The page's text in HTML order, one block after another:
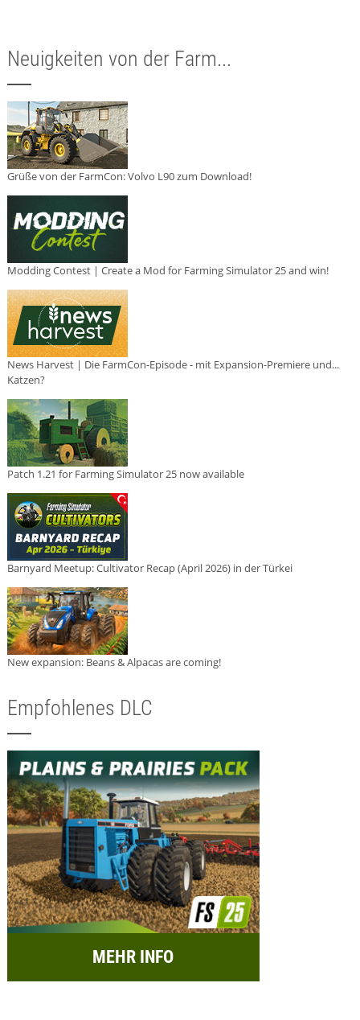
Neuigkeiten von der Farm...
Grüße von der FarmCon: Volvo L90 zum Download!
Modding Contest | Create a Mod for Farming Simulator 25 and win!
News Harvest | Die FarmCon-Episode - mit Expansion-Premiere und...
Katzen?
Patch 1.21 for Farming Simulator 25 now available
Barnyard Meetup: Cultivator Recap (April 2026) in der Türkei
New expansion: Beans & Alpacas are coming!
Empfohlenes DLC
MEHR INFO